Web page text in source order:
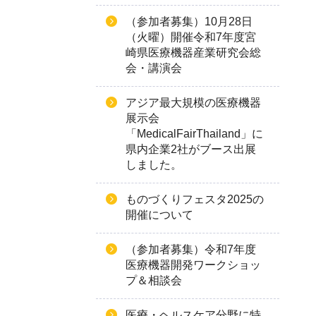
（参加者募集）10月28日
（火曜）開催令和7年度宮
崎県医療機器産業研究会総
会・講演会
アジア最大規模の医療機器
展示会
「MedicalFairThailand」に
県内企業2社がブース出展
しました。
ものづくりフェスタ2025の
開催について
（参加者募集）令和7年度
医療機器開発ワークショッ
プ＆相談会